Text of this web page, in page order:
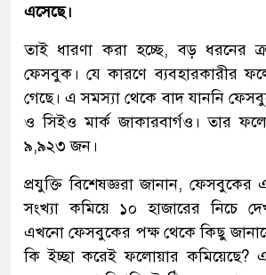
এসেছে।
তাই ধারণা করা হচ্ছে, বড় ধরনের
ফেসবুক। যে কারণে ব্যবহারকারীর
গেছে। এ সমস্যা থেকে বাদ যাননি
ও সিইও মার্ক জাকারবার্গও। তার
৯,৯২৩ জন।
প্রযুক্তি বিশেষজ্ঞরা জানান,
সংখ্যা কমিয়ে ১০ হাজারের নিচে
এখনো ফেসবুকের পক্ষ থেকে কিছু
কি ইচ্ছা করেই ফলোয়ার কমিয়েছে?